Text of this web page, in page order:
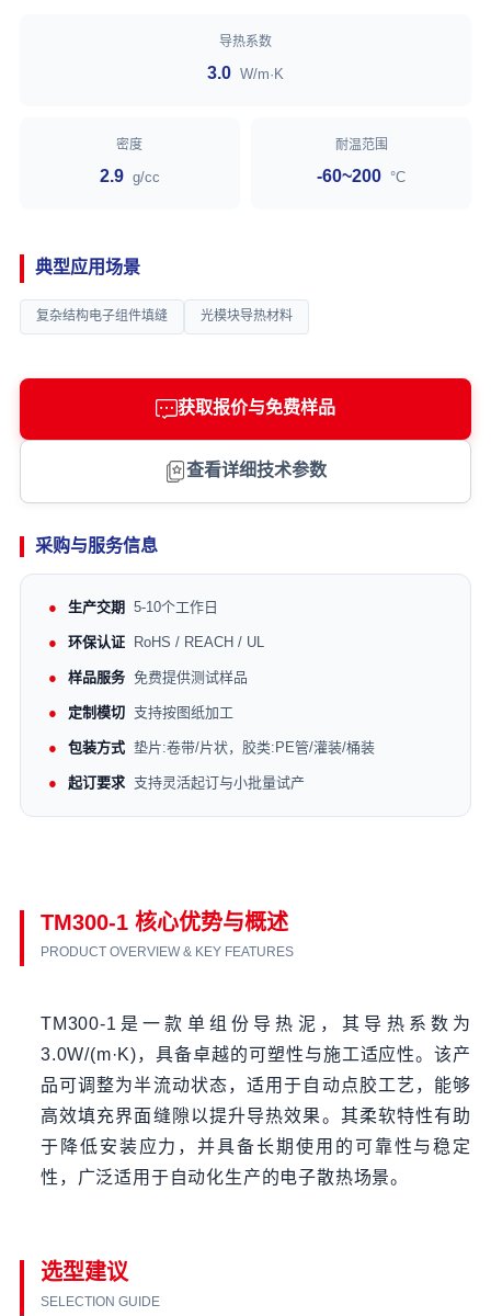
导热系数
3.0 W/m·K
密度
2.9 g/cc
耐温范围
-60~200 °C
典型应用场景
复杂结构电子组件填缝 光模块导热材料
获取报价与免费样品
查看详细技术参数
采购与服务信息
生产交期 5-10个工作日
环保认证 RoHS / REACH / UL
样品服务 免费提供测试样品
定制模切 支持按图纸加工
包装方式 垫片:卷带/片状，胶类:PE管/灌装/桶装
起订要求 支持灵活起订与小批量试产
TM300-1 核心优势与概述
PRODUCT OVERVIEW & KEY FEATURES
TM300-1是一款单组份导热泥，其导热系数为
3.0W/(m·K)，具备卓越的可塑性与施工适应性。该产
品可调整为半流动状态，适用于自动点胶工艺，能够
高效填充界面缝隙以提升导热效果。其柔软特性有助
于降低安装应力，并具备长期使用的可靠性与稳定
性，广泛适用于自动化生产的电子散热场景。
选型建议
SELECTION GUIDE